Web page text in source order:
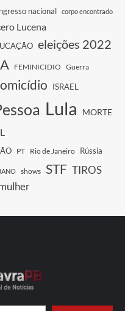
nacional corpo encontrado
Lucena
eleições 2022
FEMINICIDIO Guerra
ISRAEL
Lula MORTE
PT Rio de Janeiro Rússia
shows STF TIROS